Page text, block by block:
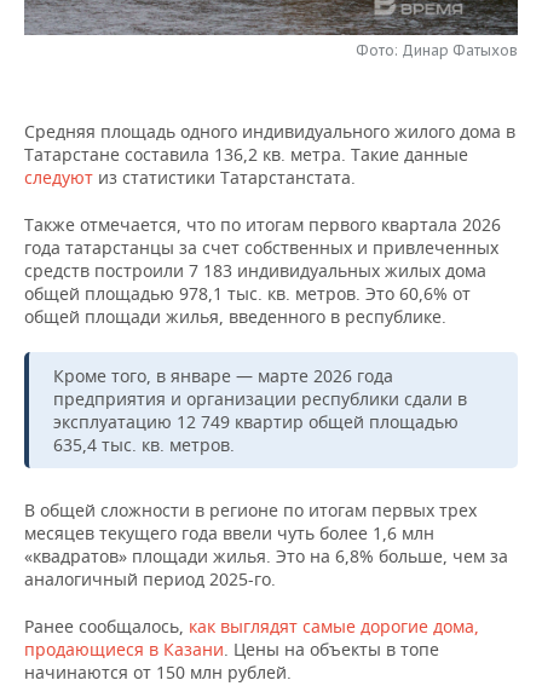
ТЕЛЕКОММУНИКАЦИИ
БИЗНЕС-БРАНЧИ
ОТКРЫТАЯ ЛЕКЦИЯ
ФУТБОЛ
БАСКЕТБОЛ
ВОЛЕЙБОЛ
КИБЕРСПОРТ
ФИГУРНОЕ КАТАНИЕ
ВОДНЫЕ ВИДЫ СПОРТА
ХОККЕЙ С МЯЧОМ
НОВОСТИ ОБЩЕСТВА
ИНФРАСТРУКТУРА
ИСТОРИЯ
КУЛЬТУРА
МЕДИЦИНА
ОБРАЗОВАНИЕ
ПРОИСШЕСТВИЯ
ФОТОГАЛЕРЕЯ
СПРАВОЧНИК
СПИСОК ПЕРСОН
СПИСОК КОМПАНИЙ
ПОЛНАЯ ВЕРСИЯ
Фото: Динар Фатыхов
Средняя площадь одного индивидуального жилого дома в
Татарстане составила 136,2 кв. метра. Такие данные
следуют из статистики Татарстанстата.
Также отмечается, что по итогам первого квартала 2026
года татарстанцы за счет собственных и привлеченных
средств построили 7 183 индивидуальных жилых дома
общей площадью 978,1 тыс. кв. метров. Это 60,6% от
общей площади жилья, введенного в республике.
Кроме того, в январе — марте 2026 года
предприятия и организации республики сдали в
эксплуатацию 12 749 квартир общей площадью
635,4 тыс. кв. метров.
В общей сложности в регионе по итогам первых трех
месяцев текущего года ввели чуть более 1,6 млн
«квадратов» площади жилья. Это на 6,8% больше, чем за
аналогичный период 2025-го.
Ранее сообщалось, как выглядят самые дорогие дома,
продающиеся в Казани. Цены на объекты в топе
начинаются от 150 млн рублей.